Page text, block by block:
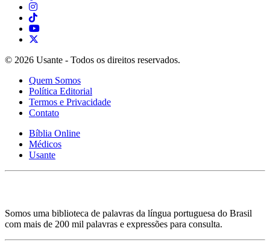
© 2026 Usante - Todos os direitos reservados.
Quem Somos
Política Editorial
Termos e Privacidade
Contato
Bíblia Online
Médicos
Usante
Somos uma biblioteca de palavras da língua portuguesa do Brasil
com mais de 200 mil palavras e expressões para consulta.